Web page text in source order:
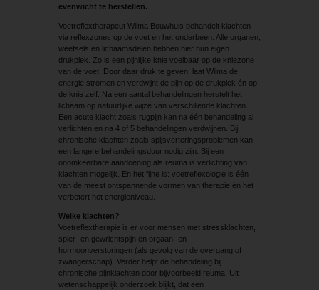
evenwicht te herstellen.
Voetreflextherapeut Wilma Bouwhuis behandelt klachten
via reflexzones op de voet en het onderbeen. Alle organen,
weefsels en lichaamsdelen hebben hier hun eigen
drukplek. Zo is een pijnlijke knie voelbaar op de kniezone
van de voet. Door daar druk te geven, laat Wilma de
energie stromen en verdwijnt de pijn op de drukplek én op
de knie zelf. Na een aantal behandelingen herstelt het
lichaam op natuurlijke wijze van verschillende klachten.
Een acute klacht zoals rugpijn kan na één behandeling al
verlichten en na 4 of 5 behandelingen verdwijnen. Bij
chronische klachten zoals spijsverteringsproblemen kan
een langere behandelingsduur nodig zijn. Bij een
onomkeerbare aandoening als reuma is verlichting van
klachten mogelijk. En het fijne is: voetreflexologie is één
van de meest ontspannende vormen van therapie én het
verbetert het energieniveau.
Welke klachten?
Voetreflextherapie is er voor mensen met stressklachten,
spier- en gewrichtspijn en orgaan- en
hormoonverstoringen (als gevolg van de overgang of
zwangerschap). Verder helpt de behandeling bij
chronische pijnklachten door bijvoorbeeld reuma. Uit
wetenschappelijk onderzoek blijkt, dat een